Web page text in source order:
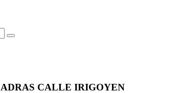
CALLE IRIGOYEN